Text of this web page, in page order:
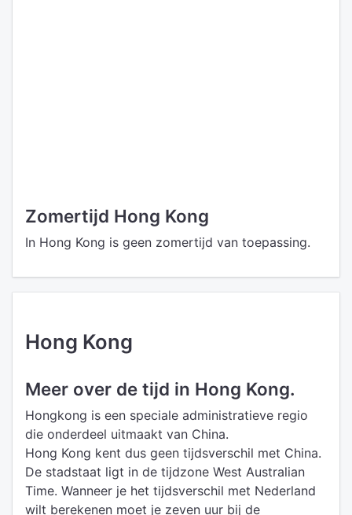
Zomertijd Hong Kong
In Hong Kong is geen zomertijd van toepassing.
Hong Kong
Meer over de tijd in Hong Kong.
Hongkong is een speciale administratieve regio
die onderdeel uitmaakt van China.
Hong Kong kent dus geen tijdsverschil met China.
De stadstaat ligt in de tijdzone West Australian
Time. Wanneer je het tijdsverschil met Nederland
wilt berekenen moet je zeven uur bij de